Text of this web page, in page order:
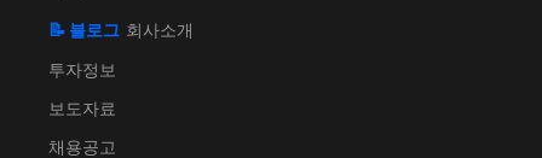
📝 블로그 회사소개
투자정보
보도자료
채용공고